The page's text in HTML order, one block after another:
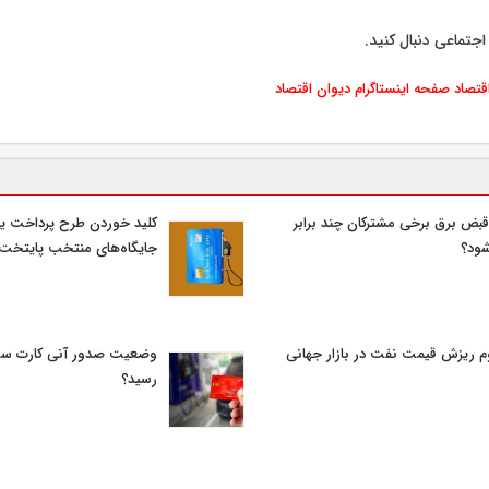
دنبال کنید.
صفحه اینستاگرام دیوان اقتصاد
برق برخی مشترکان چند برابر
کلید خوردن طرح پرداخت
جایگاه‌های منتخب
ریزش قیمت نفت در بازار جهانی
وضعیت صدور آنی کارت
رسید؟